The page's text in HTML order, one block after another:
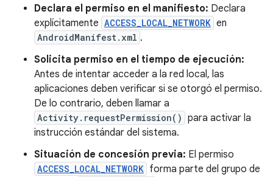
Declara el permiso en el manifiesto: Declara
explícitamente ACCESS_LOCAL_NETWORK en
AndroidManifest.xml .
Solicita permiso en el tiempo de ejecución:
Antes de intentar acceder a la red local, las
aplicaciones deben verificar si se otorgó el permiso.
De lo contrario, deben llamar a
Activity.requestPermission() para activar la
instrucción estándar del sistema.
Situación de concesión previa: El permiso
ACCESS_LOCAL_NETWORK forma parte del grupo de